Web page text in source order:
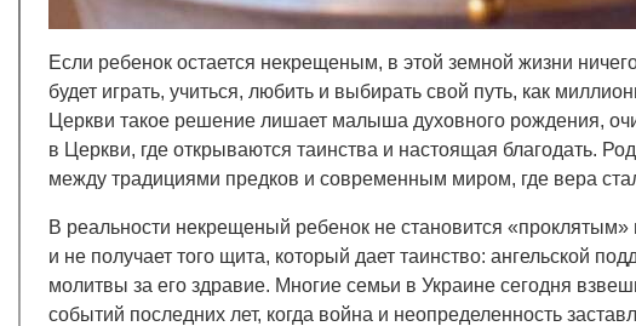
Если ребенок остается некрещеным, в этой земной жизни
будет играть, учиться, любить и выбирать свой путь, как
Церкви такое решение лишает малыша духовного рождения,
в Церкви, где открываются таинства и настоящая благодать.
между традициями предков и современным миром, где вера
В реальности некрещеный ребенок не становится
и не получает того щита, который дает таинство: ангельской
молитвы за его здравие. Многие семьи в Украине сегодня
событий последних лет, когда война и неопределенность